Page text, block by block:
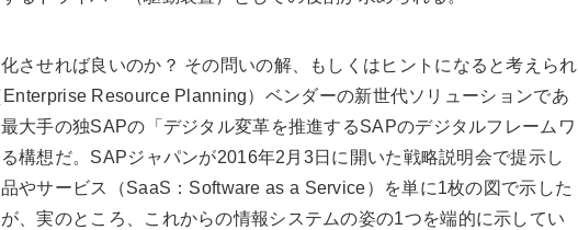
させれば良いのか？ その問いの解、もしくはヒントになると考えられ
Resource Planning）ベンダーの新世代ソリューションであ
大手の独SAPの「デジタル変革を推進するSAPのデジタルフレームワ
構想だ。SAPジャパンが2016年2月3日に開いた戦略説明会で提示し
やサービス（SaaS：Software as a Service）を単に1枚の図で示した
、実のところ、これからの情報システムの姿の1つを端的に示してい